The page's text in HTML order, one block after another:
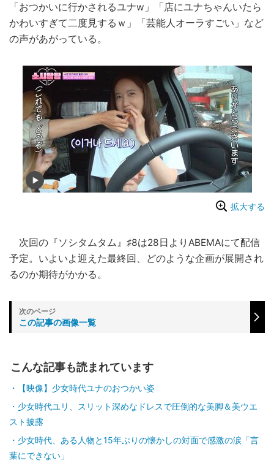
「おつかいに行かされるユナw」「店にユナちゃんいたら
かわいすぎて二度見するｗ」「芸能人オーラすごい」など
の声があがっている。
拡大する
次回の『ソシタムタム』♯8は28日よりABEMAにて配信
予定。いよいよ迎えた最終回、どのような企画が展開され
るのか期待がかかる。
この記事の画像一覧
こんな記事も読まれています
【映像】少女時代ユナのおつかい姿
少女時代ユリ、スリット深めなドレスで圧倒的な美脚＆美ウエ
スト披露
少女時代、ある人物と15年ぶりの懐かしの対面で感激の涙「言
葉にできない」